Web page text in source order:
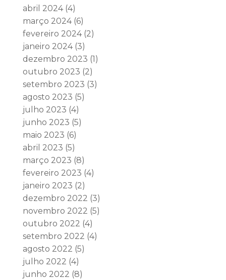
abril 2024(4)
março 2024(6)
fevereiro 2024(2)
janeiro 2024(3)
dezembro 2023 (1)
outubro 2023 (2)
setembro 2023 (3)
agosto 2023 (5)
julho 2023 (4)
junho 2023 (5)
maio 2023 (6)
abril 2023 (5)
março 2023 (8)
fevereiro 2023 (4)
janeiro 2023 (2)
dezembro 2022 (3)
novembro 2022 (5)
outubro 2022 (4)
setembro 2022 (4)
agosto 2022 (5)
julho 2022 (4)
junho 2022 (8)